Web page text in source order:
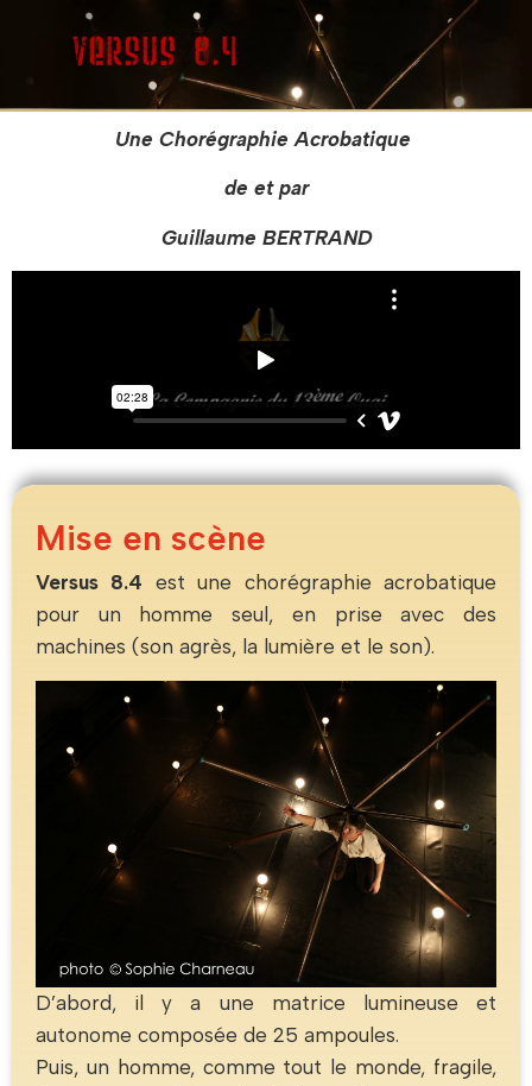
Une Chorégraphie Acrobatique
de et par
Guillaume BERTRAND
Mise en scène
Versus 8.4 est une chorégraphie acrobatique
pour un homme seul, en prise avec des
machines (son agrès, la lumière et le son).
D’abord, il y a une matrice lumineuse et
autonome composée de 25 ampoules.
Puis, un homme, comme tout le monde, fragile,